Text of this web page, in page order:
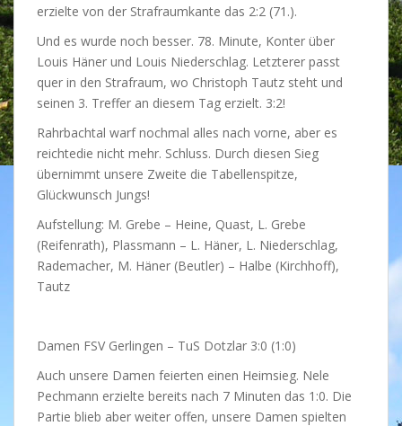
erzielte von der Strafraumkante das 2:2 (71.).
Und es wurde noch besser. 78. Minute, Konter über
Louis Häner und Louis Niederschlag. Letzterer passt
quer in den Strafraum, wo Christoph Tautz steht und
seinen 3. Treffer an diesem Tag erzielt. 3:2!
Rahrbachtal warf nochmal alles nach vorne, aber es
reichtedie nicht mehr. Schluss. Durch diesen Sieg
übernimmt unsere Zweite die Tabellenspitze,
Glückwunsch Jungs!
Aufstellung: M. Grebe – Heine, Quast, L. Grebe
(Reifenrath), Plassmann – L. Häner, L. Niederschlag,
Rademacher, M. Häner (Beutler) – Halbe (Kirchhoff),
Tautz
Damen FSV Gerlingen – TuS Dotzlar 3:0 (1:0)
Auch unsere Damen feierten einen Heimsieg. Nele
Pechmann erzielte bereits nach 7 Minuten das 1:0. Die
Partie blieb aber weiter offen, unsere Damen spielten